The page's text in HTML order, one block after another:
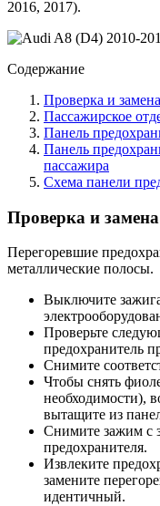
2016, 2017).
Содержание
Проверка и
Пассажирское
Панель
Панель
пассажира
Схема панели
Проверка и
Перегоревшие
металлические полосы.
Выключите
Проверьте
предохранитель
Снимите
Чтобы снять
необходимости),
вытащите из
Снимите зажим с
предохранителя.
Извлеките
замените
идентичный.